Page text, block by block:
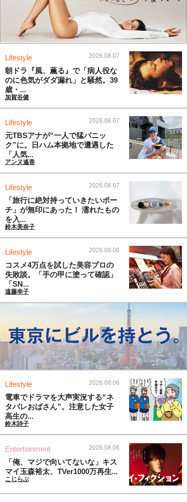
Lifestyle 2026.08.07
朝ドラ『風、薫る』で「病人役な
のに色気がダダ漏れ」と騒然。39
歳・...
加賀谷健
Lifestyle 2026.08.07
元TBSアナが“一人で猛パニッ
ク”に。日ハム本拠地で遭遇した
「人気...
アンヌ遙香
Lifestyle 2026.08.07
「旅行に絶対持っていきたいポー
チ」が無印にあった！ 濡れたもの
を入...
鈴木美奈子
Lifestyle 2026.08.06
コスメ4万点を試した美容プロの
失敗談。「手の甲に塗って確認」
「SN...
遠藤幸子
Lifestyle 2026.08.06
電車でドラマを大声実況する“ネ
タバレおばさん”。注意した女子
高生の...
鈴木詩子
Entertainment 2026.08.06
「俺、マジで向いてないな」キス
マイ玉森裕太、TVer1000万再生...
こじらぶ